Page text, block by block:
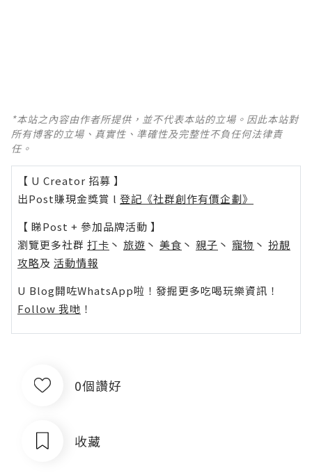
*本站之內容由作者所提供，並不代表本站的立場。因此本站對
所有博客的立場、真實性、準確性及完整性不負任何法律責
任。
【 U Creator 招募 】
出Post賺現金獎賞 l 登記《社群創作有價企劃》
【 睇Post + 參加品牌活動 】
瀏覽更多社群 打卡 丶 旅遊 丶 美食 丶 親子 丶 寵物 丶 扮靚
攻略及 活動情報
U Blog開咗WhatsApp啦！發掘更多吃喝玩樂資訊！
Follow 我哋 ！
0個讚好
收藏